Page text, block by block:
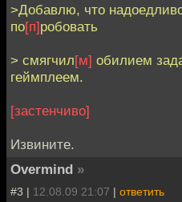
>Добавлю, что
по[п]робовать
> смягчил[м] обилием
геймплеем.
[застенчиво]
Извините.
Overmind »
#3 | 12.08.09 21:07 | ответить